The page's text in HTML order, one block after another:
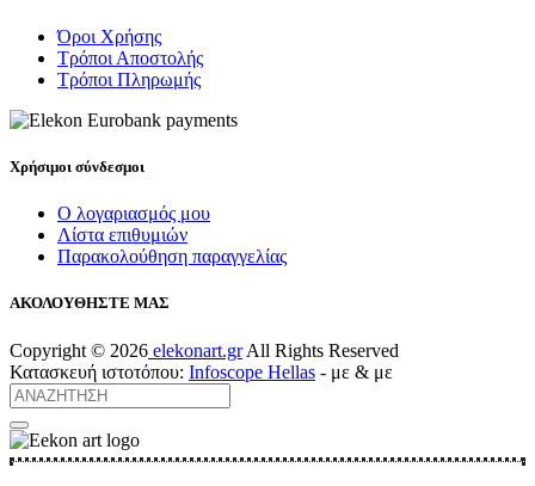
Όροι Χρήσης
Τρόποι Αποστολής
Τρόποι Πληρωμής
Χρήσιμοι σύνδεσμοι
Ο λογαριασμός μου
Λίστα επιθυμιών
Παρακολούθηση παραγγελίας
ΑΚΟΛΟΥΘΗΣΤΕ ΜΑΣ
Copyright © 2026 elekonart.grAll Rights Reserved
Κατασκευή ιστοτόπου: Infoscope Hellas - με & με